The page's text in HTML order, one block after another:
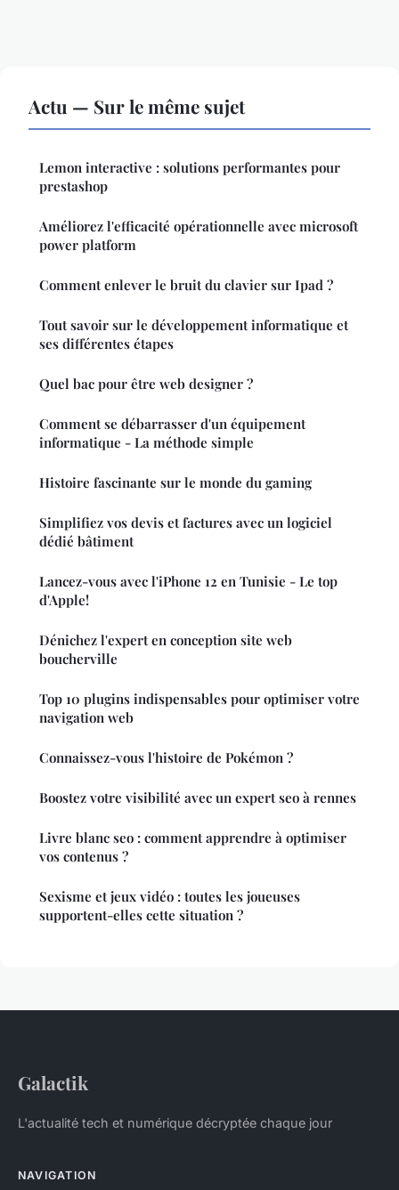
Actu — Sur le même sujet
Lemon interactive : solutions performantes pour
prestashop
Améliorez l'efficacité opérationnelle avec microsoft
power platform
Comment enlever le bruit du clavier sur Ipad ?
Tout savoir sur le développement informatique et
ses différentes étapes
Quel bac pour être web designer ?
Comment se débarrasser d'un équipement
informatique - La méthode simple
Histoire fascinante sur le monde du gaming
Simplifiez vos devis et factures avec un logiciel
dédié bâtiment
Lancez-vous avec l'iPhone 12 en Tunisie - Le top
d'Apple!
Dénichez l'expert en conception site web
boucherville
Top 10 plugins indispensables pour optimiser votre
navigation web
Connaissez-vous l'histoire de Pokémon ?
Boostez votre visibilité avec un expert seo à rennes
Livre blanc seo : comment apprendre à optimiser
vos contenus ?
Sexisme et jeux vidéo : toutes les joueuses
supportent-elles cette situation ?
Galactik
L'actualité tech et numérique décryptée chaque jour
NAVIGATION